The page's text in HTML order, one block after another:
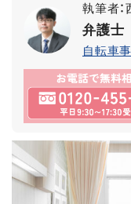
執筆者
弁護
自転車